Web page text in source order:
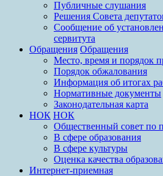
Публичные слушания
Решения Совета
Сообщение об
сервитута
Обращения Обращения
Место, время и порядок
Порядок обжалования
Информация об итогах
Нормативные документы
Законодательная карта
НОК НОК
Общественный совет
В сфере образования
В сфере культуры
Оценка качества
Интернет-приемная